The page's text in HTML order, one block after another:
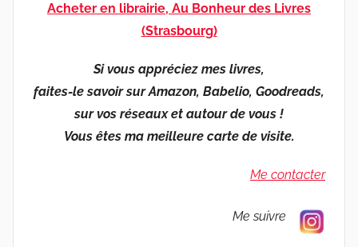
Acheter en librairie, Au Bonheur des Livres
(Strasbourg)
Si vous appréciez mes livres,
faites-le savoir sur Amazon, Babelio, Goodreads,
sur vos réseaux et autour de vous !
Vous êtes ma meilleure carte de visite.
Me contacter
Me suivre